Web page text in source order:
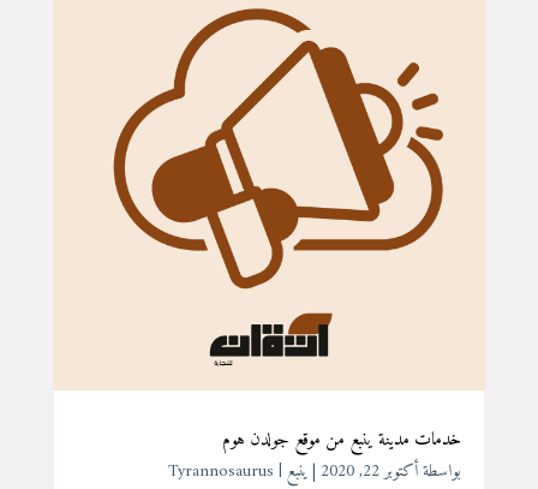
خدمات مدينة ينبع من موقع جولدن هوم
بواسطة ‪ Tyrannosaurus | ‏أكتوبر 22, 2020 |ينبع